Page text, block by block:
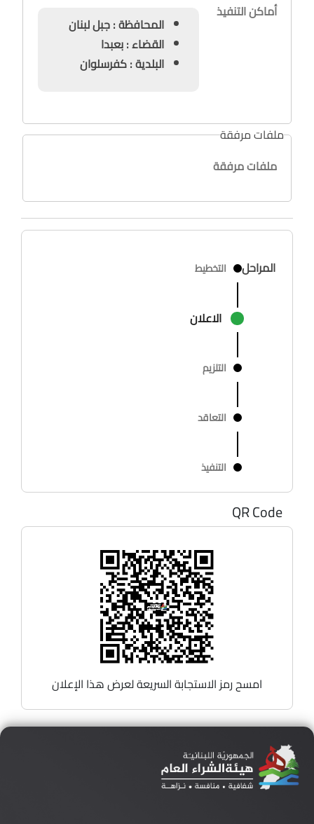
أماكن التنفيذ
المحافظة : جبل لبنان
القضاء : بعبدا
البلدية : كفرسلوان
ملفات مرفقة
ملفات مرفقة
المراحل التخطيط
الاعلان
التلزيم
التعاقد
التنفيذ
QR Code
امسح رمز الاستجابة السريعة لعرض هذا الإعلان